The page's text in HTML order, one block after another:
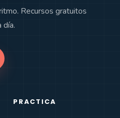
Recursos gratuitos
día.
PRACTICA